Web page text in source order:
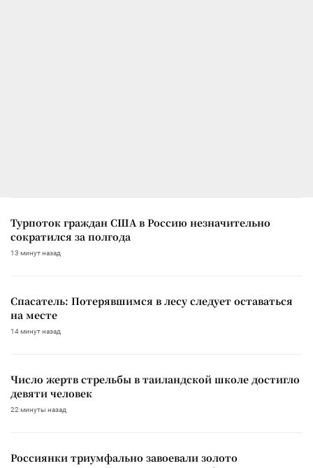
Турпоток граждан США в Россию незначительно
сократился за полгода
13 минут назад
Спасатель: Потерявшимся в лесу следует оставаться
на месте
14 минут назад
Число жертв стрельбы в таиландской школе достигло
девяти человек
22 минуты назад
Россиянки триумфально завоевали золото